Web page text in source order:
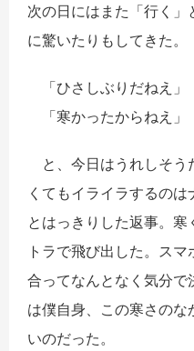
次の日にはまた「行く」
に驚いたりもしてきた。
「ひさしぶりだねえ」
「寒かったからねえ」
と、今日はうれしそう
くてもイライラするのは
とはっきりした返事。
トラで飛び出した。ス
合ってなんとなく気分で
は僕自身、この寒さの
いのだった。